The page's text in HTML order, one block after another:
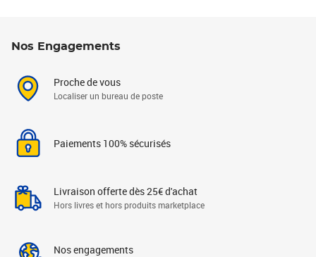
Nos Engagements
Proche de vous
Localiser un bureau de poste
Paiements 100% sécurisés
Livraison offerte dès 25€ d'achat
Hors livres et hors produits marketplace
Nos engagements